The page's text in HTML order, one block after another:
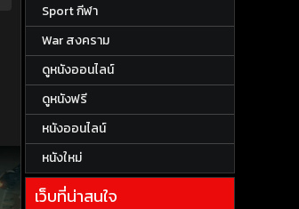
Sport กีฬา
War สงคราม
ดูหนังออนไลน์
ดูหนังฟรี
หนังออนไลน์
หนังใหม่
เว็บที่น่าสนใจ